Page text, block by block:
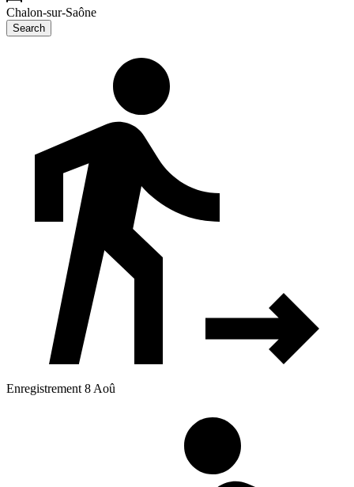
Chalon-sur-Saône
Search
Enregistrement 8 Aoû